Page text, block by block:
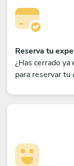
Reserva tu
¿Has cerrado
para reservar tu